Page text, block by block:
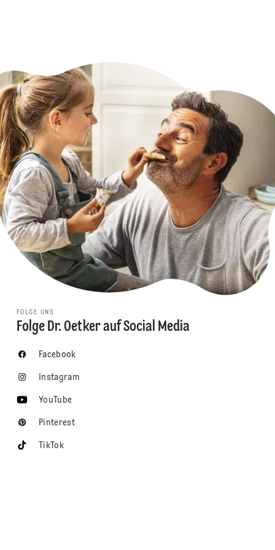
FOLGE UNS
Folge Dr. Oetker auf Social Media
Facebook
Instagram
YouTube
Pinterest
TikTok